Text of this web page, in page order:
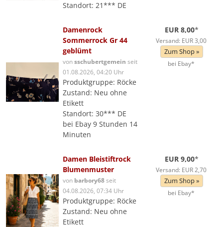
Standort: 21*** DE
Damenrock
Sommerrock Gr 44
geblümt
vonsschubertgemein seit
01.08.2026, 04:20 Uhr
Produktgruppe: Röcke
Zustand: Neu ohne
Etikett
Standort: 30*** DE
bei Ebay 9 Stunden 14
Minuten
EUR 8,00*
Versand: EUR 3,00
Zum Shop »
bei Ebay*
Damen Bleistiftrock
Blumenmuster
von barbory68seit
04.08.2026, 07:34 Uhr
Produktgruppe: Röcke
Zustand: Neu ohne
Etikett
EUR 9,00*
Versand: EUR 2,70
Zum Shop »
bei Ebay*